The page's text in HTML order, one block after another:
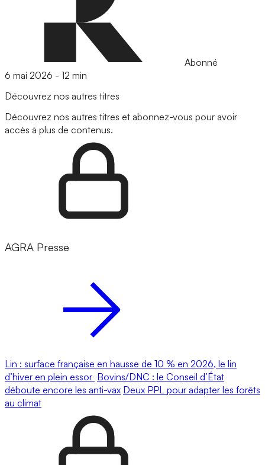
Abonné
6 mai 2026 - 12 min
Découvrez nos autres titres
Découvrez nos autres titres et abonnez-vous pour avoir
accès à plus de contenus.
AGRA Presse
Lin : surface française en hausse de 10 % en 2026, le lin
d’hiver en plein essor Bovins/DNC : le Conseil d’État
déboute encore les anti-vax Deux PPL pour adapter les forêts
au climat